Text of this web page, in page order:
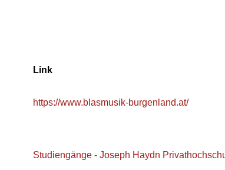
Link
https://www.blasmusik-burgenland.at/
Studiengänge - Joseph Haydn